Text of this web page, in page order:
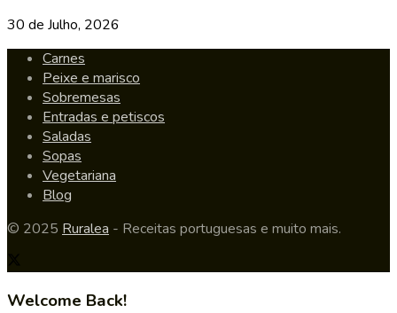
30 de Julho, 2026
Carnes
Peixe e marisco
Sobremesas
Entradas e petiscos
Saladas
Sopas
Vegetariana
Blog
© 2025 Ruralea - Receitas portuguesas e muito mais.
Welcome Back!